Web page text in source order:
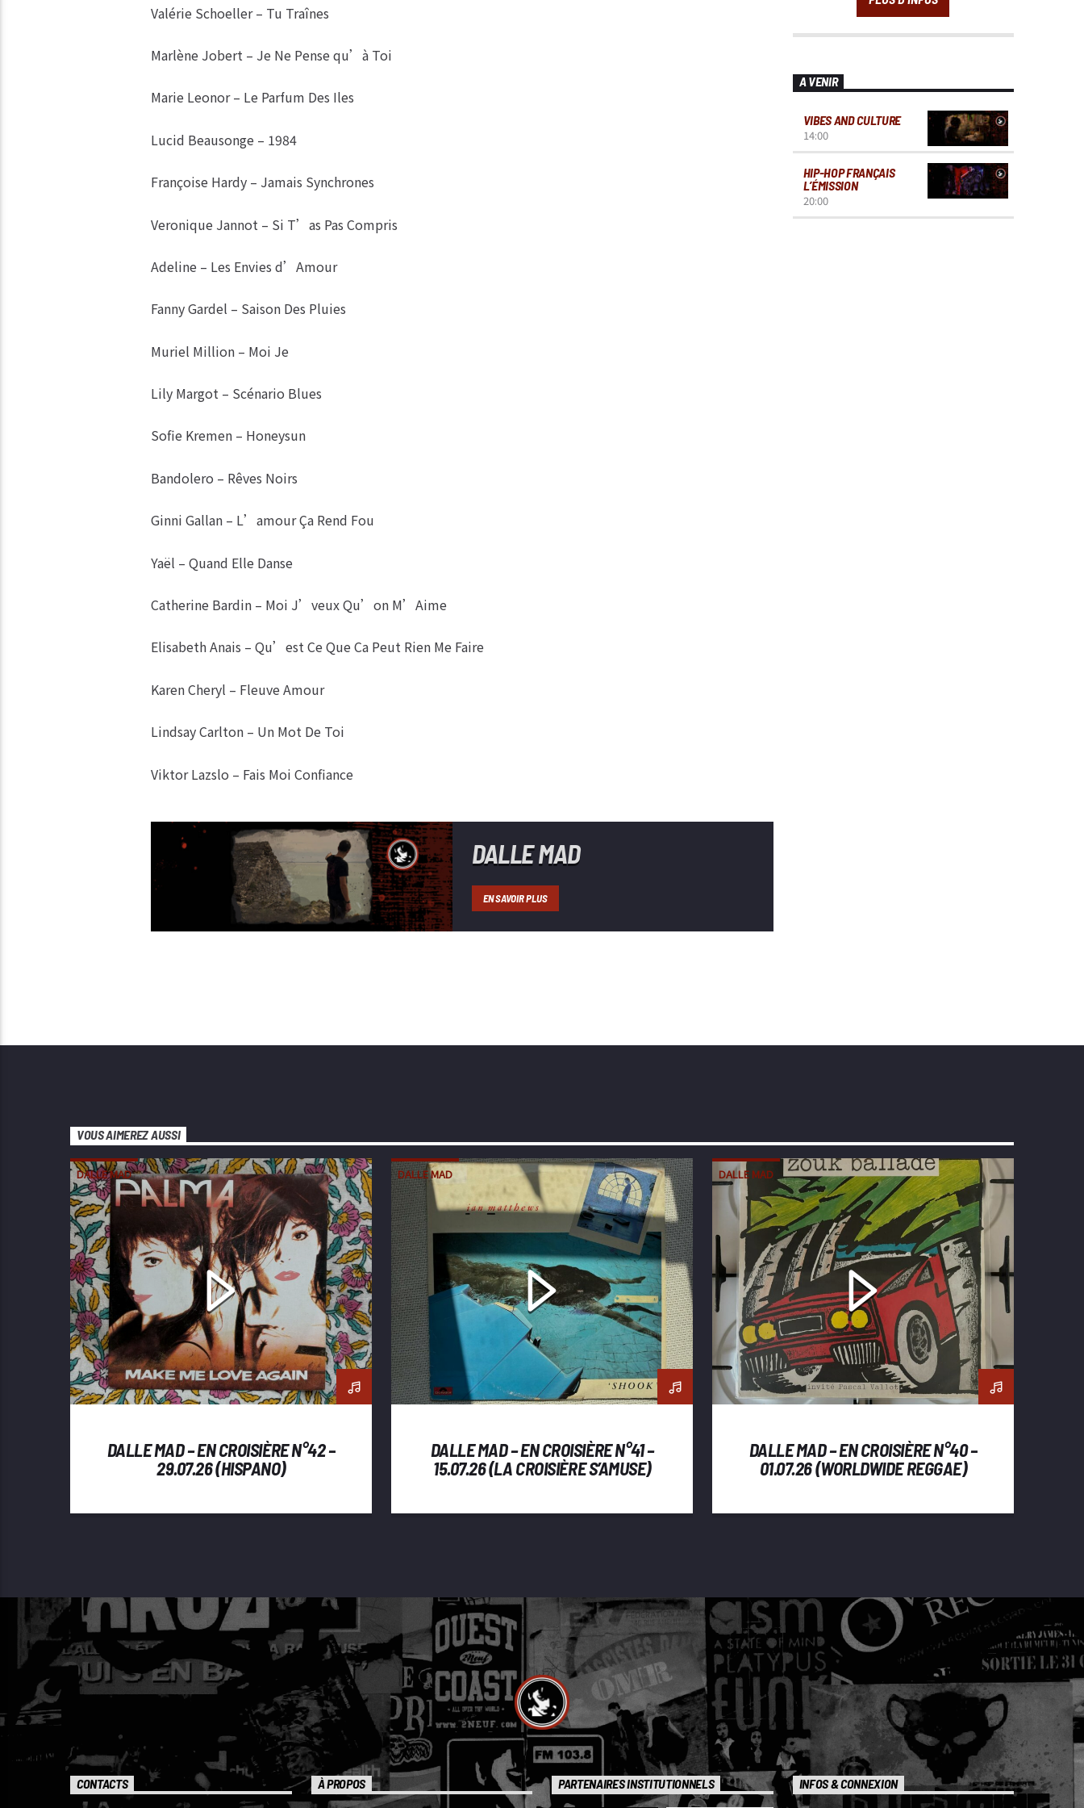
Valérie Schoeller – Tu Traînes
Marlène Jobert – Je Ne Pense qu’à Toi
Marie Leonor – Le Parfum Des Iles
Lucid Beausonge – 1984
Françoise Hardy – Jamais Synchrones
Veronique Jannot – Si T’as Pas Compris
Adeline – Les Envies d’Amour
Fanny Gardel – Saison Des Pluies
Muriel Million – Moi Je
Lily Margot – Scénario Blues
Sofie Kremen – Honeysun
Bandolero – Rêves Noirs
Ginni Gallan – L’amour Ça Rend Fou
Yaël – Quand Elle Danse
Catherine Bardin – Moi J’veux Qu’on M’Aime
Elisabeth Anais – Qu’est Ce Que Ca Peut Rien Me Faire
Karen Cheryl – Fleuve Amour
Lindsay Carlton – Un Mot De Toi
Viktor Lazslo – Fais Moi Confiance
DALLE MAD
EN SAVOIR PLUS
A VENIR
VIBES AND CULTURE
14:00
HIP-HOP FRANÇAIS
L’ÉMISSION
20:00
VOUS AIMEREZ AUSSI
DALLE MAD
DALLE MAD – EN CROISIÈRE N°42 –
29.07.26 (HISPANO)
DALLE MAD
DALLE MAD – EN CROISIÈRE N°41 –
15.07.26 (LA CROISIÈRE S’AMUSE)
DALLE MAD
DALLE MAD – EN CROISIÈRE N°40 –
01.07.26 (WORLDWIDE REGGAE)
CONTACTS À PROPOS PARTENAIRES INSTITUTIONNELS INFOS & CONNEXION